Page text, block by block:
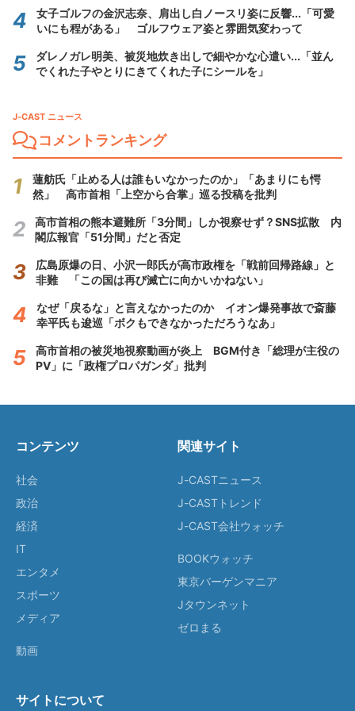
女子ゴルフの金沢志奈、肩出し白ノースリ姿に反響...「可愛
いにも程がある」 ゴルフウェア姿と雰囲気変わって
ダレノガレ明美、被災地炊き出しで細やかな心遣い...「並ん
でくれた子やとりにきてくれた子にシールを」
J-CAST ニュース
コメントランキング
蓮舫氏「止める人は誰もいなかったのか」「あまりにも愕
然」 高市首相「上空から合掌」巡る投稿を批判
高市首相の熊本避難所「3分間」しか視察せず？SNS拡散 内
閣広報官「51分間」だと否定
広島原爆の日、小沢一郎氏が高市政権を「戦前回帰路線」と
非難 「この国は再び滅亡に向かいかねない」
なぜ「戻るな」と言えなかったのか イオン爆発事故で斎藤
幸平氏も逡巡「ボクもできなかっただろうなあ」
高市首相の被災地視察動画が炎上 BGM付き「総理が主役の
PV」に「政権プロパガンダ」批判
コンテンツ
社会
政治
経済
IT
エンタメ
スポーツ
メディア
動画
関連サイト
J-CASTニュース
J-CASTトレンド
J-CAST会社ウォッチ
BOOKウォッチ
東京バーゲンマニア
Jタウンネット
ゼロまる
サイトについて